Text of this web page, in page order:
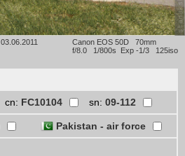
03.06.2011
Canon EOS 50D 70mm
f/8.0 1/800s Exp -1/3 125iso
cn: FC10104 sn: 09-112
Pakistan - air force